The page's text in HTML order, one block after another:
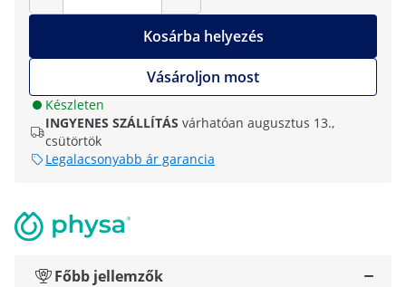
Kosárba helyezés
Vásároljon most
Készleten
INGYENES SZÁLLÍTÁS várhatóan augusztus 13.,
csütörtök
Legalacsonyabb ár garancia
Főbb jellemzők